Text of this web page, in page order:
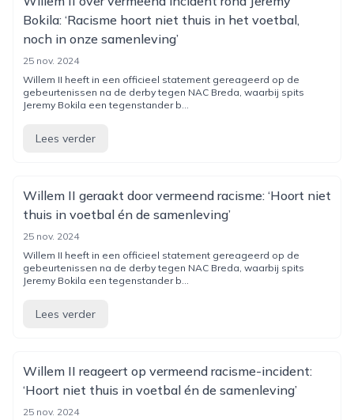
Bokila: ‘Racisme hoort niet thuis in het voetbal,
noch in onze samenleving’
25 nov. 2024
Willem II heeft in een officieel statement gereageerd op de
gebeurtenissen na de derby tegen NAC Breda, waarbij spits
Jeremy Bokila een tegenstander b...
Lees verder
Willem II geraakt door vermeend racisme: ‘Hoort niet
thuis in voetbal én de samenleving’
25 nov. 2024
Willem II heeft in een officieel statement gereageerd op de
gebeurtenissen na de derby tegen NAC Breda, waarbij spits
Jeremy Bokila een tegenstander b...
Lees verder
Willem II reageert op vermeend racisme-incident:
‘Hoort niet thuis in voetbal én de samenleving’
25 nov. 2024